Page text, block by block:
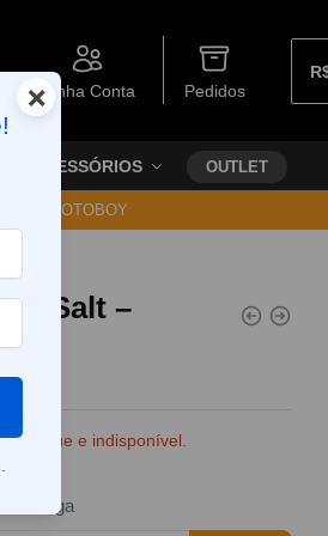
Minha Conta Pedidos
ACESSÓRIOS OUTLET
VIA MOTOBOY
Salt –
estoque e indisponível.
entrega
×